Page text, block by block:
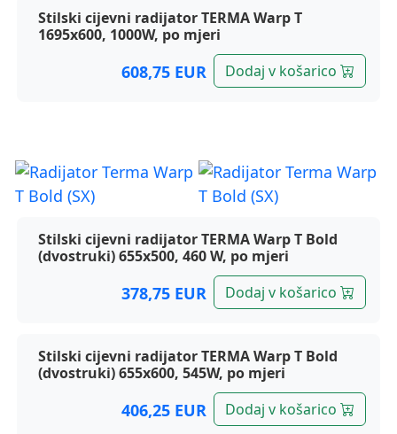
Stilski cijevni radijator TERMA Warp T
1695x600, 1000W, po mjeri
608,75 EUR Dodaj v košarico
Stilski cijevni radijator TERMA Warp T Bold
(dvostruki) 655x500, 460 W, po mjeri
378,75 EUR Dodaj v košarico
Stilski cijevni radijator TERMA Warp T Bold
(dvostruki) 655x600, 545W, po mjeri
406,25 EUR Dodaj v košarico